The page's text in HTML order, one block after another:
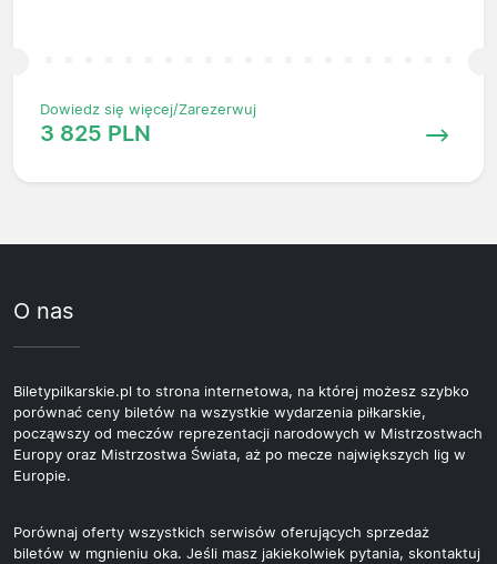
Dowiedz się więcej/Zarezerwuj
3 825 PLN
O nas
Biletypilkarskie.pl to strona internetowa, na której możesz szybko
porównać ceny biletów na wszystkie wydarzenia piłkarskie,
począwszy od meczów reprezentacji narodowych w Mistrzostwach
Europy oraz Mistrzostwa Świata, aż po mecze największych lig w
Europie.
Porównaj oferty wszystkich serwisów oferujących sprzedaż
biletów w mgnieniu oka. Jeśli masz jakiekolwiek pytania, skontaktuj